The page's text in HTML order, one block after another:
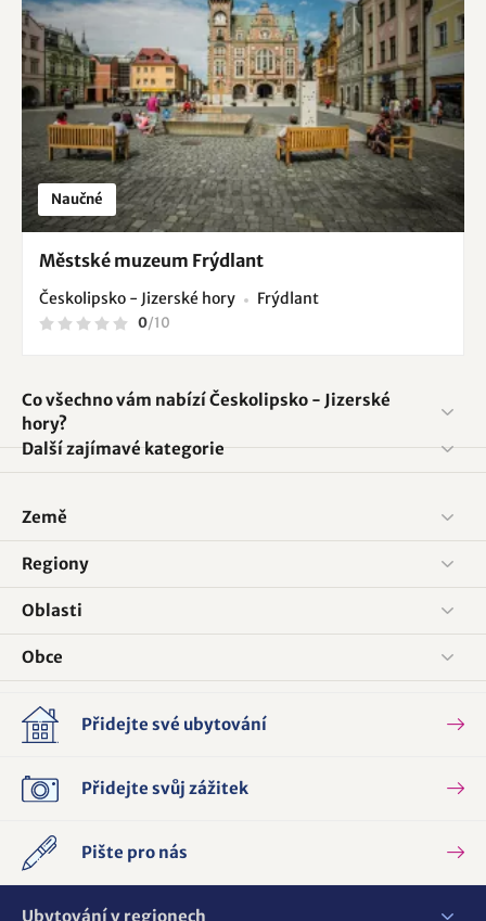
Naučné
Městské muzeum Frýdlant
Českolipsko - Jizerské hory Frýdlant
0/10
Co všechno vám nabízí Českolipsko - Jizerské
hory?
Další zajímavé kategorie
Země
Regiony
Oblasti
Obce
Přidejte své ubytování
Přidejte svůj zážitek
Pište pro nás
Ubytování v regionech